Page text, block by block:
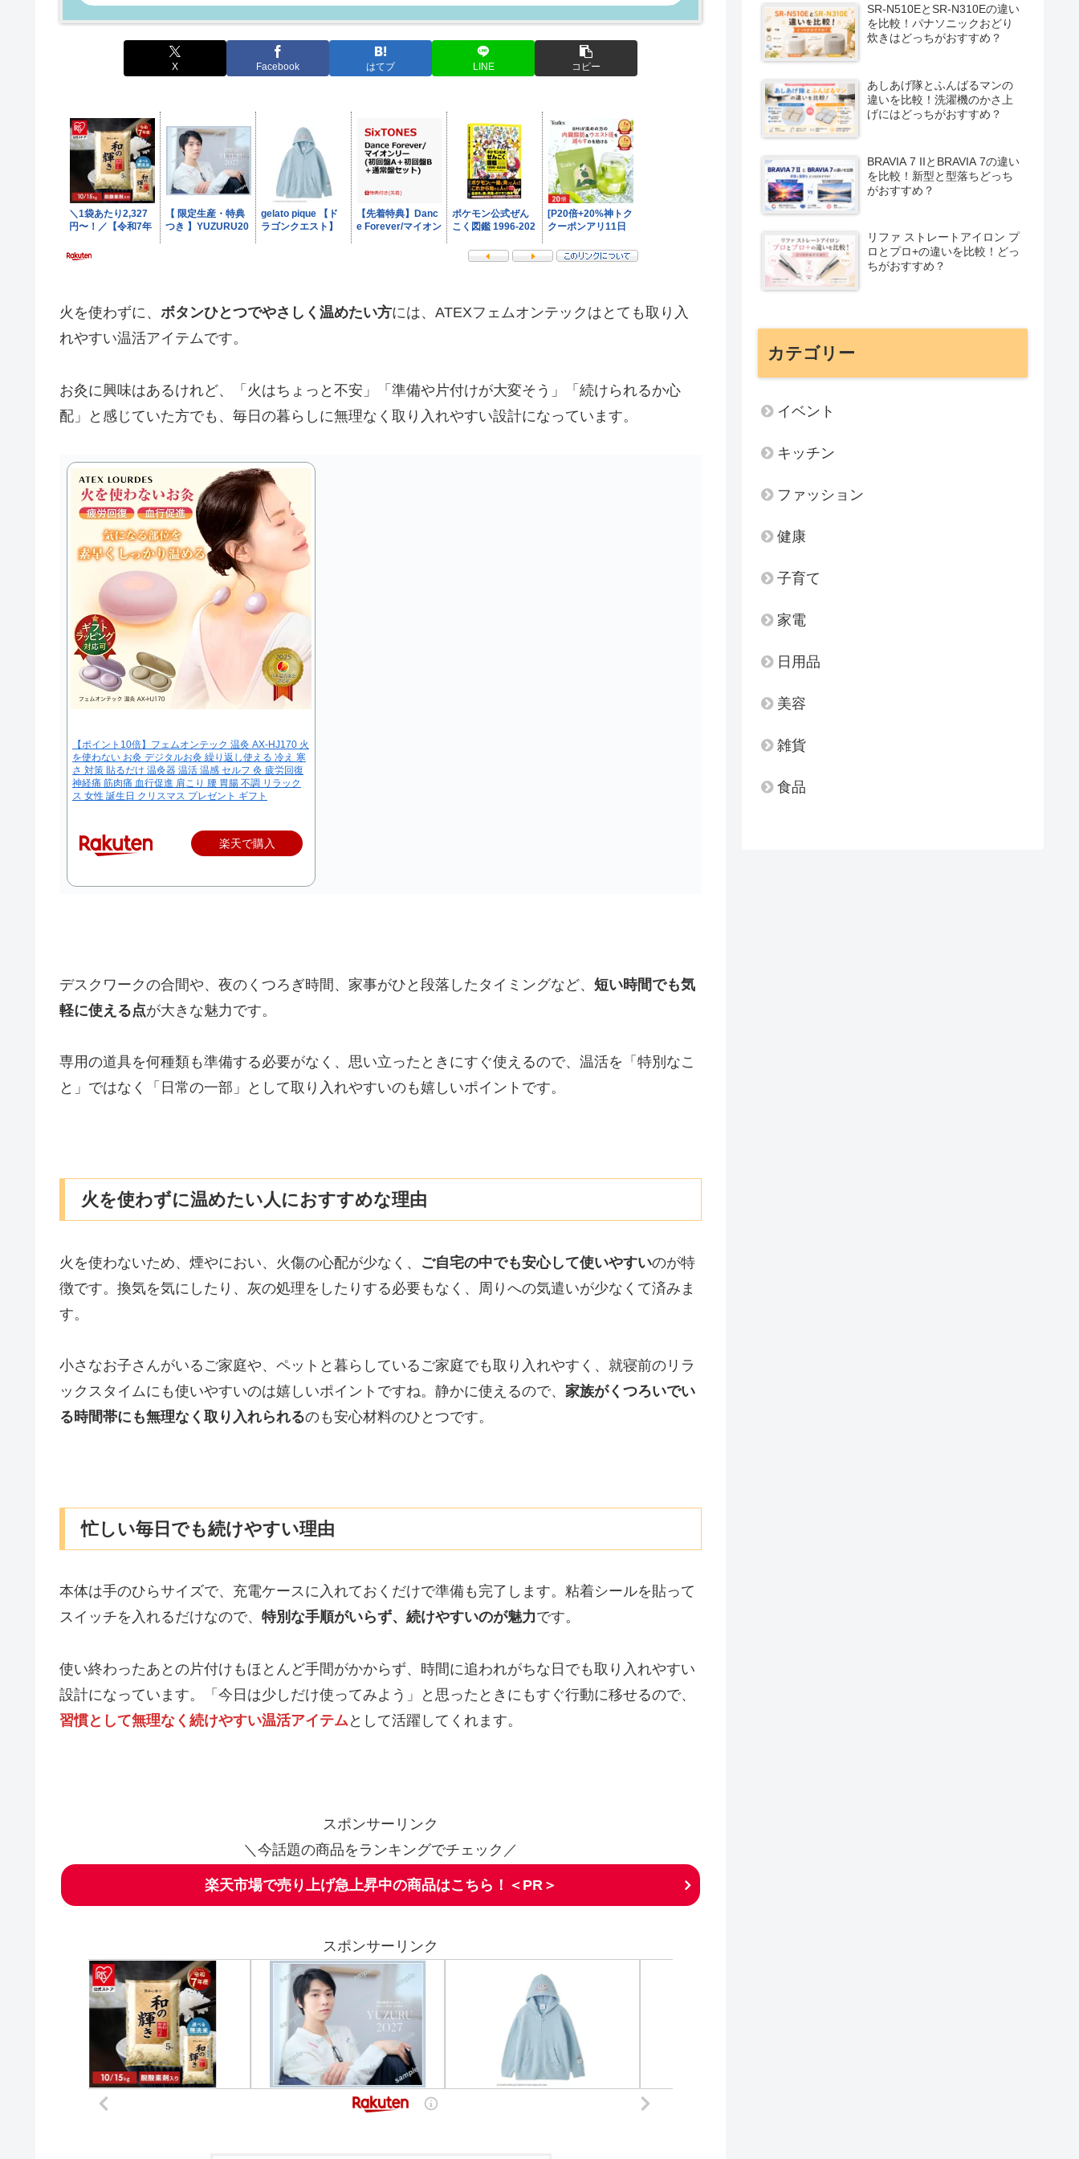
X Facebook はてブ LINE コピー
火を使わずに、 ボタンひとつでやさしく温めたい方には、ATEXフェムオンテックはとても取り入
れやすい温活アイテムです。
お灸に興味はあるけれど、「火はちょっと不安」「準備や片付けが大変そう」「続けられるか心
配」と感じていた方でも、毎日の暮らしに無理なく取り入れやすい設計になっています。
【ポイント10倍】フェムオンテック 温灸 AX-HJ170 火
を使わない お灸 デジタルお灸 繰り返し使える 冷え 寒
さ 対策 貼るだけ 温灸器 温活 温感 セルフ 灸 疲労回復
神経痛 筋肉痛 血行促進 肩こり 腰 胃腸 不調 リラック
ス 女性 誕生日 クリスマス プレゼント ギフト
楽天で購入
デスクワークの合間や、夜のくつろぎ時間、家事がひと段落したタイミングなど、 短い時間でも気
軽に使える点が大きな魅力です。
専用の道具を何種類も準備する必要がなく、思い立ったときにすぐ使えるので、温活を「特別なこ
と」ではなく「日常の一部」として取り入れやすいのも嬉しいポイントです。
火を使わずに温めたい人におすすめな理由
火を使わないため、煙やにおい、火傷の心配が少なく、 ご自宅の中でも安心して使いやすいのが特
徴です。換気を気にしたり、灰の処理をしたりする必要もなく、周りへの気遣いが少なくて済みま
す。
小さなお子さんがいるご家庭や、ペットと暮らしているご家庭でも取り入れやすく、就寝前のリラ
ックスタイムにも使いやすいのは嬉しいポイントですね。静かに使えるので、 家族がくつろいでい
る時間帯にも無理なく取り入れられるのも安心材料のひとつです。
忙しい毎日でも続けやすい理由
本体は手のひらサイズで、充電ケースに入れておくだけで準備も完了します。粘着シールを貼って
スイッチを入れるだけなので、 特別な手順がいらず、続けやすいのが魅力です。
使い終わったあとの片付けもほとんど手間がかからず、時間に追われがちな日でも取り入れやすい
設計になっています。「今日は少しだけ使ってみよう」と思ったときにもすぐ行動に移せるので、
習慣として無理なく続けやすい温活アイテム として活躍してくれます。
スポンサーリンク
＼今話題の商品をランキングでチェック／
楽天市場で売り上げ急上昇中の商品はこちら！＜PR＞
スポンサーリンク
SR-N510EとSR-N310Eの違い
を比較！パナソニックおどり
炊きはどっちがおすすめ？
あしあげ隊とふんばるマンの
違いを比較！洗濯機のかさ上
げにはどっちがおすすめ？
BRAVIA 7 IIとBRAVIA 7の違い
を比較！新型と型落ちどっち
がおすすめ？
リファ ストレートアイロン プ
ロとプロ+の違いを比較！どっ
ちがおすすめ？
カテゴリー
イベント
キッチン
ファッション
健康
子育て
家電
日用品
美容
雑貨
食品